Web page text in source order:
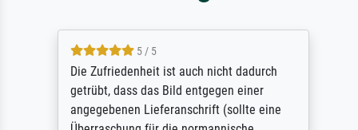
5 / 5
Die Zufriedenheit ist auch nicht dadurch
getrübt, dass das Bild entgegen einer
angegebenen Lieferanschrift (sollte eine